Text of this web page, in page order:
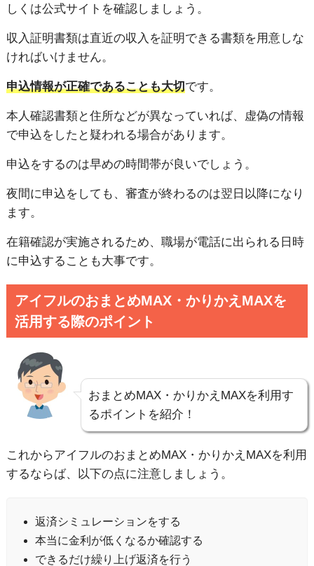
しくは公式サイトを確認しましょう。
収入証明書類は直近の収入を証明できる書類を用意しな
ければいけません。
申込情報が正確であることも大切です。
本人確認書類と住所などが異なっていれば、虚偽の情報
で申込をしたと疑われる場合があります。
申込をするのは早めの時間帯が良いでしょう。
夜間に申込をしても、審査が終わるのは翌日以降になり
ます。
在籍確認が実施されるため、職場が電話に出られる日時
に申込することも大事です。
アイフルのおまとめMAX・かりかえMAXを
活用する際のポイント
おまとめMAX・かりかえMAXを利用す
るポイントを紹介！
これからアイフルのおまとめMAX・かりかえMAXを利用
するならば、以下の点に注意しましょう。
返済シミュレーションをする
本当に金利が低くなるか確認する
できるだけ繰り上げ返済を行う